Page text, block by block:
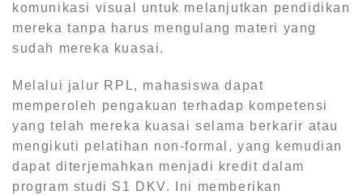
komunikasi visual untuk melanjutkan pendidikan
mereka tanpa harus mengulang materi yang
sudah mereka kuasai.
Melalui jalur RPL, mahasiswa dapat
memperoleh pengakuan terhadap kompetensi
yang telah mereka kuasai selama berkarir atau
mengikuti pelatihan non-formal, yang kemudian
dapat diterjemahkan menjadi kredit dalam
program studi S1 DKV. Ini memberikan